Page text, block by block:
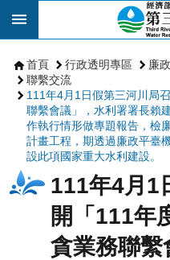
跳到主要內容區塊
首頁 行政透明專區 廉
聯繫交流
111年4月1日假第三河川局
聯繫會議」，水利署署長賴
作執行情形做專題報告，檢
計畫工程，期透過廉政平臺
設此項國家重大水利建設。
111年4月1
開「111年
貪業務聯繫